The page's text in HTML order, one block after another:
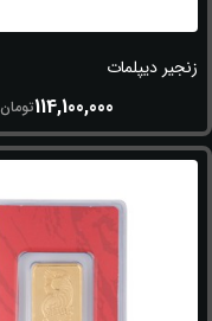
زنجیر دیپلمات
114,100,000تومان